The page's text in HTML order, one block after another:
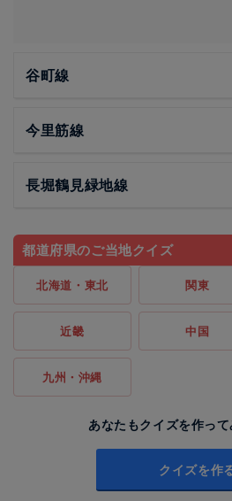
谷町線
今里筋線
長堀鶴見緑地線
都道府県のご当地クイズ
北海道・東北 関東
近畿 中国
九州・沖縄
あなたもクイズを作っ
クイズを作